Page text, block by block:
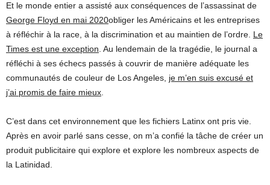
Et le monde entier a assisté aux conséquences de l’assassinat de
George Floyd en mai 2020obliger les Américains et les entreprises
à réfléchir à la race, à la discrimination et au maintien de l’ordre. Le
Times est une exception . Au lendemain de la tragédie, le journal a
réfléchi à ses échecs passés à couvrir de manière adéquate les
communautés de couleur de Los Angeles, je m’en suis excusé et
j’ai promis de faire mieux
C’est dans cet environnement que les fichiers Latinx ont pris vie.
Après en avoir parlé sans cesse, on m’a confié la tâche de créer un
produit publicitaire qui explore et explore les nombreux aspects de
la Latinidad.